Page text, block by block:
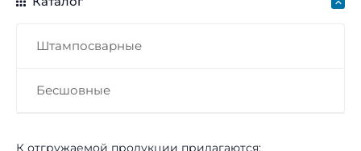
Штампосварные
Бесшовные
К отгружаемой продукции прилагаются: